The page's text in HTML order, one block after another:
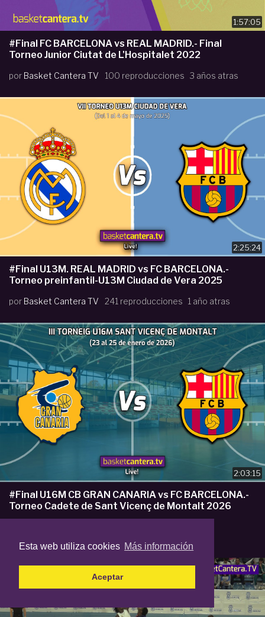
Esta web utiliza cookies Más información
Aceptar
1:57:05
#Final FC BARCELONA vs REAL MADRID.- Final
Torneo Junior Ciutat de L'Hospitalet 2022
por Basket Cantera TV 100 reproducciones 3 años atras
2:25:24
#Final U13M. REAL MADRID vs FC BARCELONA.-
Torneo preinfantil-U13M Ciudad de Vera 2025
por Basket Cantera TV 241 reproducciones 1 año atras
2:03:15
#Final U16M CB GRAN CANARIA vs FC BARCELONA.-
Torneo Cadete de Sant Vicenç de Montalt 2026